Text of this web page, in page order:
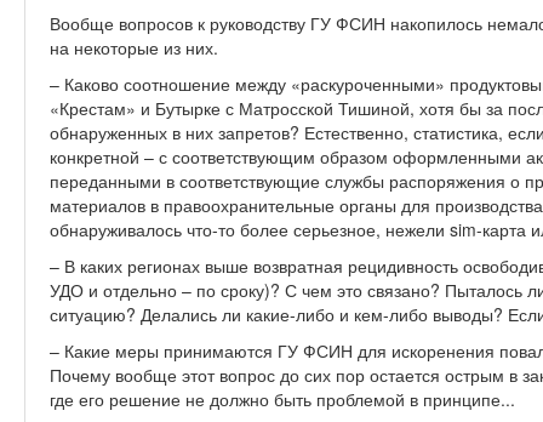
Вообще вопросов к руководству ГУ ФСИН накопилось
на некоторые из них.
– Каково соотношение между «раскуроченными»
«Крестам» и Бутырке с Матросской Тишиной, хотя бы за
обнаруженных в них запретов? Естественно, статистика,
конкретной – с соответствующим образом оформленными
переданными в соответствующие службы распоряжения о
материалов в правоохранительные органы для
обнаруживалось что-то более серьезное, нежели sim-карта
– В каких регионах выше возвратная рецидивность
УДО и отдельно – по сроку)? С чем это связано? Пыталось
ситуацию? Делались ли какие-либо и кем-либо выводы?
– Какие меры принимаются ГУ ФСИН для искоренения
Почему вообще этот вопрос до сих пор остается острым в
где его решение не должно быть проблемой в принципе...